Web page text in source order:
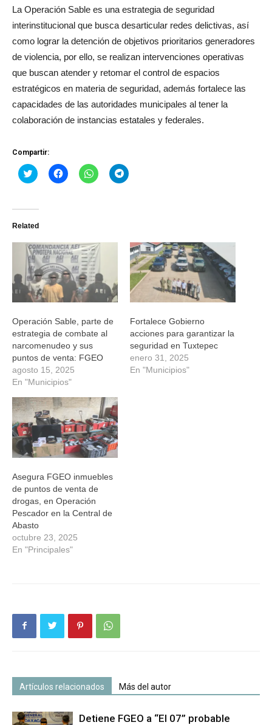
La Operación Sable es una estrategia de seguridad
interinstitucional que busca desarticular redes delictivas, así
como lograr la detención de objetivos prioritarios generadores
de violencia, por ello, se realizan intervenciones operativas
que buscan atender y retomar el control de espacios
estratégicos en materia de seguridad, además fortalece las
capacidades de las autoridades municipales al tener la
colaboración de instancias estatales y federales.
Compartir:
Haz
clic
Twitter
abre
una
ventana
nueva)
Haz
clic
una
ventana
nueva)
Haz
clic
una
ventana
nueva)
Haz
clic
una
ventana
nueva)
Related
Operación Sable, parte de
estrategia de combate al
narcomenudeo y sus
puntos de venta: FGEO
agosto 15, 2025
En "Municipios"
Fortalece Gobierno
acciones para garantizar la
seguridad en Tuxtepec
enero 31, 2025
En "Municipios"
Asegura FGEO inmuebles
de puntos de venta de
drogas, en Operación
Pescador en la Central de
Abasto
octubre 23, 2025
En "Principales"
Artículos relacionados Más del autor
Detiene FGEO a “El 07” probable